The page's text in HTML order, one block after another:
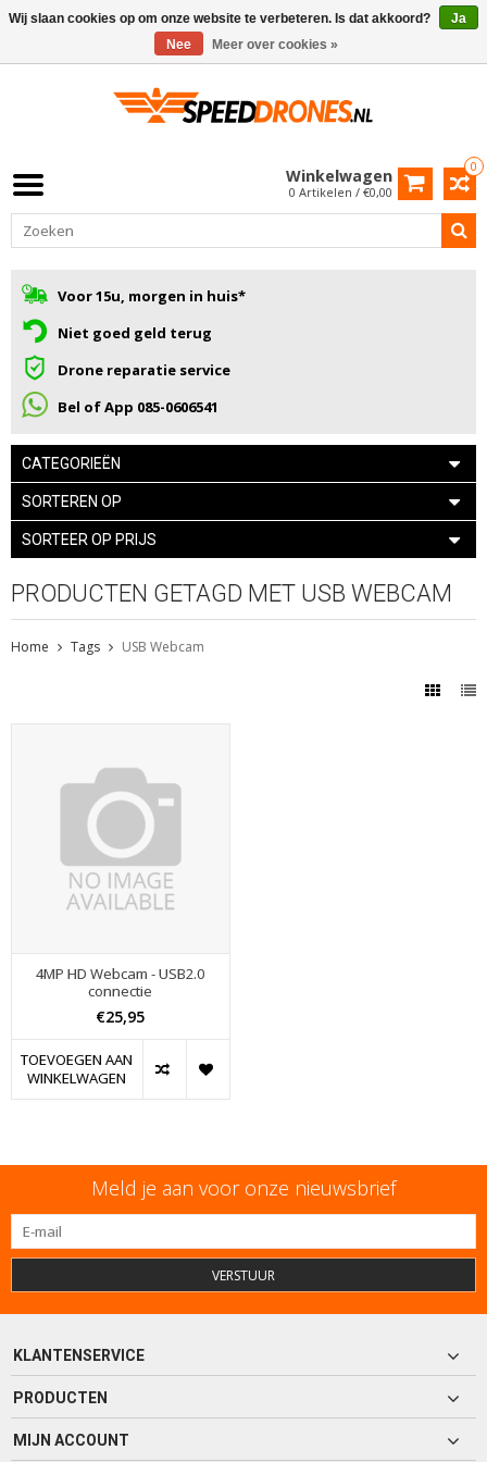
0
Winkelwagen
0 Artikelen / €0,00
Voor 15u, morgen in huis*
Niet goed geld terug
Drone reparatie service
Bel of App 085-0606541
CATEGORIEËN
SORTEREN OP
SORTEER OP PRIJS
PRODUCTEN GETAGD MET USB WEBCAM
Home Tags USB Webcam
4MP HD Webcam - USB2.0
connectie
€25,95
TOEVOEGEN AAN
WINKELWAGEN
Meld je aan voor onze nieuwsbrief
VERSTUUR
KLANTENSERVICE
PRODUCTEN
MIJN ACCOUNT
Wij slaan cookies op om onze website te verbeteren. Is dat akkoord?
Ja
Nee
Meer over cookies »